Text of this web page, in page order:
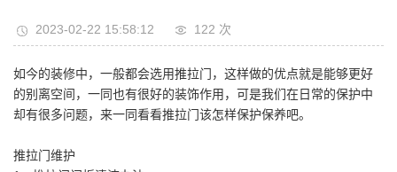
2023-02-22 15:58:12 122 次
如今的装修中，一般都会选用推拉门，这样做的优点就是能够更好
的别离空间，一同也有很好的装饰作用，可是我们在日常的保护中
却有很多问题，来一同看看推拉门该怎样保护保养吧。
推拉门维护